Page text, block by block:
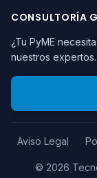
CONSULTORÍA
¿Tu PyME
nuestros expertos.
Aviso Legal
© 2026